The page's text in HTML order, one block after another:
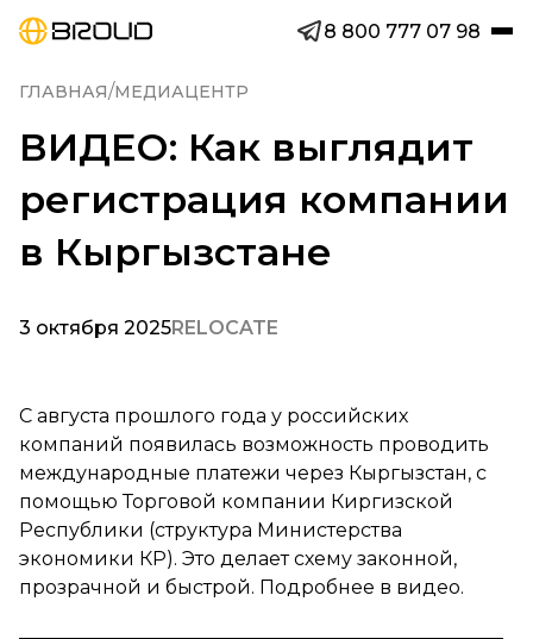
8 800 777 07 98
ГЛАВНАЯ/МЕДИАЦЕНТР
ВИДЕО: Как выглядит
регистрация компании
в Кыргызстане
3 октября 2025RELOCATE
С августа прошлого года у российских
компаний появилась возможность проводить
международные платежи через Кыргызстан, с
помощью Торговой компании Киргизской
Республики (структура Министерства
экономики КР). Это делает схему законной,
прозрачной и быстрой. Подробнее в видео.